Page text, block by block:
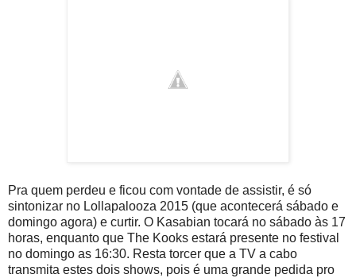
Pra quem perdeu e ficou com vontade de assistir, é só
sintonizar no Lollapalooza 2015 (que acontecerá sábado e
domingo agora) e curtir. O Kasabian tocará no sábado às 17
horas, enquanto que The Kooks estará presente no festival
no domingo as 16:30. Resta torcer que a TV a cabo
transmita estes dois shows, pois é uma grande pedida pro